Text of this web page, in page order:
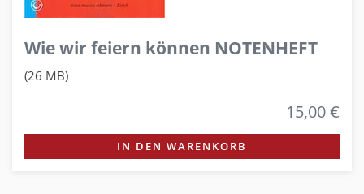
Wie wir feiern können NOTENHEFT
(26 MB)
15,00 €
IN DEN WARENKORB